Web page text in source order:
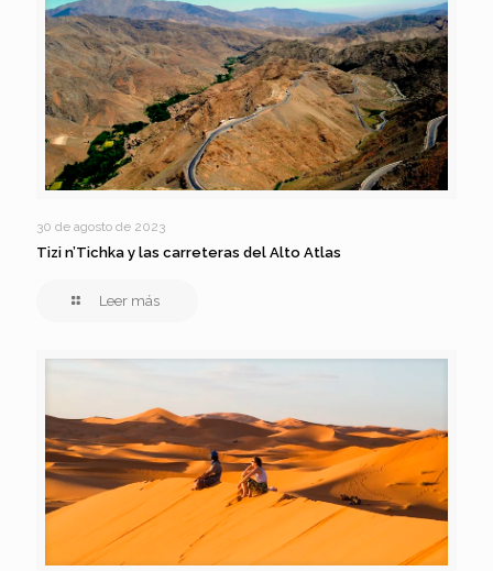
30 de agosto de 2023
Tizi n’Tichka y las carreteras del Alto Atlas
Leer más